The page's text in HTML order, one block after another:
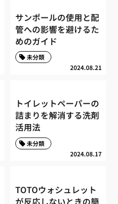
サンポールの使用と配
管への影響を避けるた
めのガイド
2024.08.21
未分類
トイレットペーパーの
詰まりを解消する洗剤
活用法
2024.08.17
未分類
TOTOウォシュレット
が反応しないときの簡